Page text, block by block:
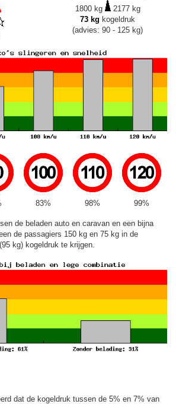
1800 kg
2177 kg
73 kg kogeldruk
(advies: 90 - 125 kg)
83% 98% 99%
de beladen auto en caravan en een bijna
de passagiers 150 kg en 75 kg in de
kg) kogeldruk te krijgen.
dat de kogeldruk tussen de 5% en 7% van